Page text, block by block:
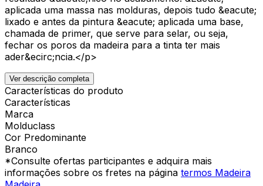
aplicada uma massa nas molduras, depois tudo &eacute;
lixado e antes da pintura &eacute; aplicada uma base,
chamada de primer, que serve para selar, ou seja,
fechar os poros da madeira para a tinta ter mais
ader&ecirc;ncia.</p>
Ver descrição completa
Características do produto
Características
Marca
Molduclass
Cor Predominante
Branco
*Consulte ofertas participantes e adquira mais
informações sobre os fretes na página termos Madeira